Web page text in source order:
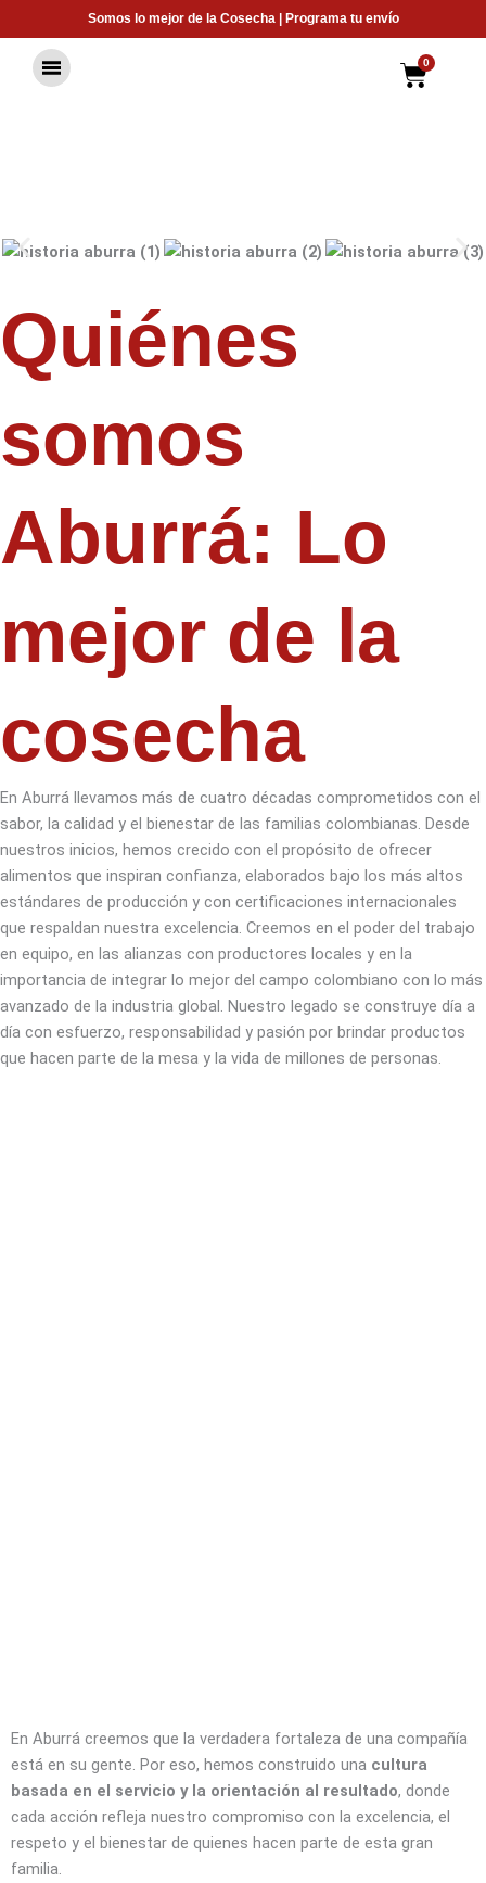
al
contenido
Somos lo mejor de la Cosecha | Programa tu envío
0
Quiénes
somos
Aburrá: Lo
mejor de la
cosecha
En Aburrá llevamos más de cuatro décadas comprometidos con el
sabor, la calidad y el bienestar de las familias colombianas. Desde
nuestros inicios, hemos crecido con el propósito de ofrecer
alimentos que inspiran confianza, elaborados bajo los más altos
estándares de producción y con certificaciones internacionales
que respaldan nuestra excelencia. Creemos en el poder del trabajo
en equipo, en las alianzas con productores locales y en la
importancia de integrar lo mejor del campo colombiano con lo más
avanzado de la industria global. Nuestro legado se construye día a
día con esfuerzo, responsabilidad y pasión por brindar productos
que hacen parte de la mesa y la vida de millones de personas.
En Aburrá creemos que la verdadera fortaleza de una compañía
está en su gente. Por eso, hemos construido una cultura
basada en el servicio y la orientación al resultado, donde
cada acción refleja nuestro compromiso con la excelencia, el
respeto y el bienestar de quienes hacen parte de esta gran
familia.